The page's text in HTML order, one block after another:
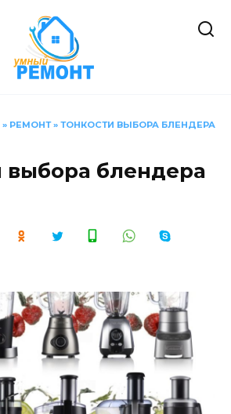
» РЕМОНТ» ТОНКОСТИ ВЫБОРА БЛЕНДЕРА
выбора блендера